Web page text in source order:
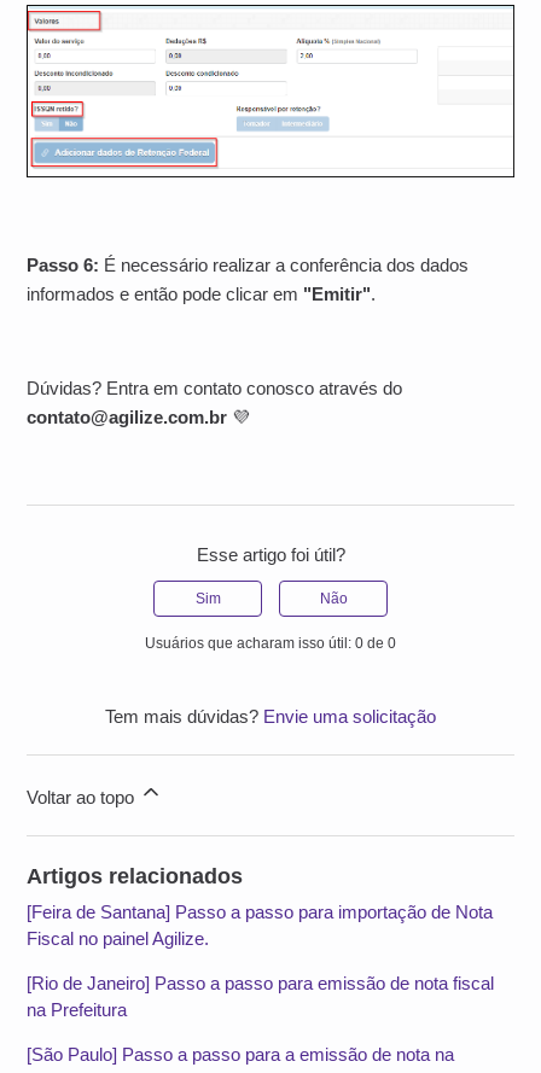
Passo 6: É necessário realizar a conferência dos dados
informados e então pode clicar em "Emitir".
Dúvidas? Entra em contato conosco através do
contato@agilize.com.br 💜
Esse artigo foi útil?
Sim Não
Usuários que acharam isso útil: 0 de 0
Tem mais dúvidas? Envie uma solicitação
Voltar ao topo
Artigos relacionados
[Feira de Santana] Passo a passo para importação de Nota
Fiscal no painel Agilize.
[Rio de Janeiro] Passo a passo para emissão de nota fiscal
na Prefeitura
[São Paulo] Passo a passo para a emissão de nota na